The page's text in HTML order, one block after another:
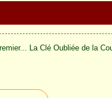
La Clé Oubliée de la